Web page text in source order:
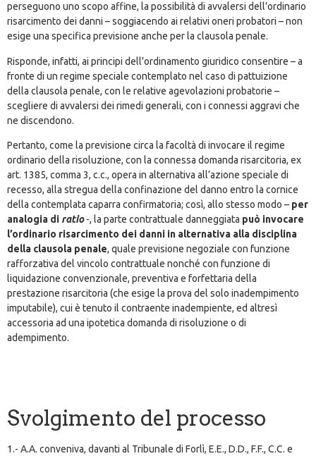
perseguono uno scopo affine, la possibilità di avvalersi dell’ordinario
risarcimento dei danni – soggiacendo ai relativi oneri probatori – non
esige una specifica previsione anche per la clausola penale.
Risponde, infatti, ai principi dell’ordinamento giuridico consentire – a
fronte di un regime speciale contemplato nel caso di pattuizione
della clausola penale, con le relative agevolazioni probatorie –
scegliere di avvalersi dei rimedi generali, con i connessi aggravi che
ne discendono.
Pertanto, come la previsione circa la facoltà di invocare il regime
ordinario della risoluzione, con la connessa domanda risarcitoria, ex
art. 1385, comma 3, c.c., opera in alternativa all’azione speciale di
recesso, alla stregua della confinazione del danno entro la cornice
della contemplata caparra confirmatoria; così, allo stesso modo – per
analogia di ratio-, la parte contrattuale danneggiata può invocare
l’ordinario risarcimento dei danni in alternativa alla disciplina
della clausola penale, quale previsione negoziale con funzione
rafforzativa del vincolo contrattuale nonché con funzione di
liquidazione convenzionale, preventiva e forfettaria della
prestazione risarcitoria (che esige la prova del solo inadempimento
imputabile), cui è tenuto il contraente inadempiente, ed altresì
accessoria ad una ipotetica domanda di risoluzione o di
adempimento.
Svolgimento del processo
1.- A.A. conveniva, davanti al Tribunale di Forlì, E.E., D.D., F.F., C.C. e